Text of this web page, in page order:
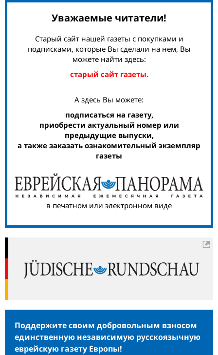
Уважаемые читатели!
Старый сайт нашей газеты с покупками и
подписками, которые Вы сделали на нем, Вы
можете найти здесь:
старый сайт газеты.
А здесь Вы можете:
подписаться на газету,
приобрести актуальный номер или
предыдущие выпуски,
а также заказать ознакомительный экземпляр
газеты
в печатном или электронном виде
Поддержите своим добровольным взносом
единственную независимую русскоязычную
еврейскую газету Европы!